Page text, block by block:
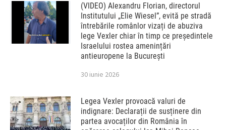
(VIDEO) Alexandru Florian, directorul
Institutului „Elie Wiesel”, evită pe stradă
întrebările românlor vizați de abuziva
lege Vexler chiar în timp ce președintele
Israelului rostea amenințări
antieuropene la București
30 iunie 2026
Legea Vexler provoacă valuri de
indignare: Declarații de susținere din
partea avocaților din România în